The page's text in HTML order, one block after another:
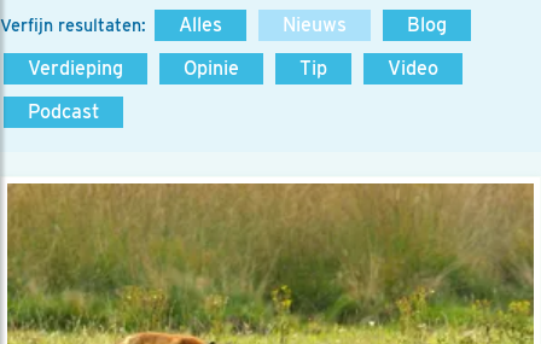
Verfijn resultaten: Alles Nieuws
Blog
Verdieping
Opinie Tip
Video
Podcast